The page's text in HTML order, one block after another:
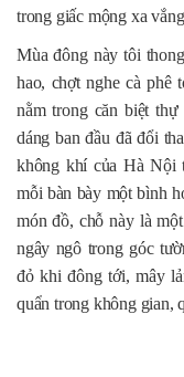
trong giấc mộng xa
Mùa đông này tôi
hao, chợt nghe cà phê
nằm trong căn biệt
dáng ban đầu đã đổi
không khí của Hà Nội
mỗi bàn bày một bình
món đồ, chỗ này là
ngây ngô trong góc
đỏ khi đông tới, mây
quẩn trong không gian,